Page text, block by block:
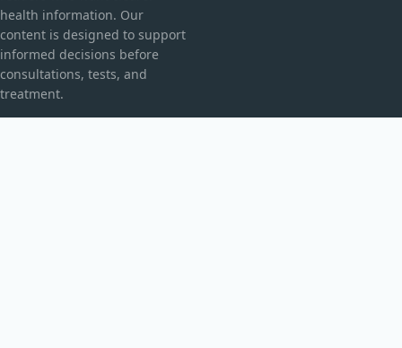
health information. Our
content is designed to support
informed decisions before
consultations, tests, and
treatment.